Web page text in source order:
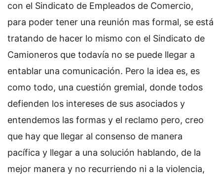
con el Sindicato de Empleados de Comercio,
para poder tener una reunión mas formal, se está
tratando de hacer lo mismo con el Sindicato de
Camioneros que todavía no se puede llegar a
entablar una comunicación. Pero la idea es, es
como todo, una cuestión gremial, donde todos
defienden los intereses de sus asociados y
entendemos las formas y el reclamo pero, creo
que hay que llegar al consenso de manera
pacífica y llegar a una solución hablando, de la
mejor manera y no recurriendo ni a la violencia,